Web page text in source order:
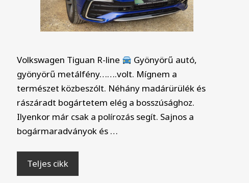
Volkswagen Tiguan R-line
Gyönyörű autó,
gyönyörű metálfény…….volt. Mígnem a
természet közbeszólt. Néhány madárürülék és
rászáradt bogártetem elég a bosszúsághoz.
Ilyenkor már csak a polírozás segít. Sajnos a
bogármaradványok és …
Teljes cikk